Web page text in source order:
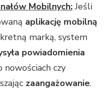
Mobilnych:Jeśli
aplikację mobilną
marką, system
powiadomienia
nowościach czy
zaangażowanie.